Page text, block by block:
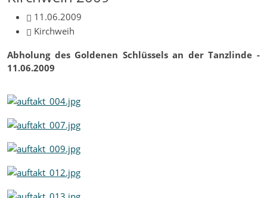
11.06.2009
Kirchweih
Abholung des Goldenen Schlüssels an der Tanzlinde -
11.06.2009